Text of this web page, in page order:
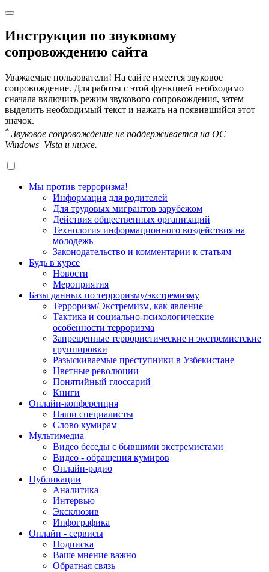
Инструкция по звуковому
сопровождению сайта
Уважаемые пользователи! На сайте имеется звуковое
сопровождение. Для работы с этой функцией необходимо
сначала включить режим звукового сопровождения, затем
выделить необходимый текст и нажать на появившийся этот
значок.
* Звуковое сопровождение не поддерживается на OC
Windows Vista и ниже.
Мы против терроризма!
Информация для родителей
Для трудовых мигрантов зарубежом
Действия общественных организаций
Технология информационного воздействия на
молодежь
Законодательство и комментарии к статьям
Будь в курсе
Новости
Мероприятия
Базы данных по терроризму/экстремизму
Терроризм/Экстремизм, как явление
Тактика и социально-психологические
особенности терроризма
Запрещенные террористические и экстремистские
группировки
Разыскиваемые преступники в Узбекистане
Цветные революции
Понятийный глоссарий
Книги
Онлайн-конференция
Наши специалисты
Слово кумирам
Мультимедиа
Видео беседы с бывшими экстремистами
Видео - обращения кумиров
Онлайн-радио
Публикации
Аналитика
Интервью
Эксклюзив
Инфографика
Онлайн - сервисы
Подписка
Ваше мнение важно
Обратная связь